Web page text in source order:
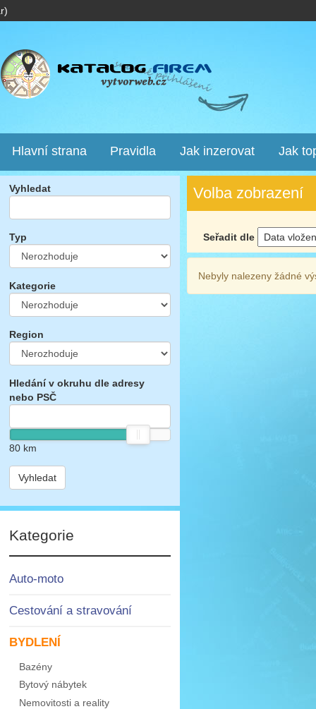
Hlavní strana Pravidla Jak inzerovat Jak
Vyhledat
Typ
Kategorie
Region
Hledání v okruhu dle adresy
nebo PSČ
80km
Vyhledat
Kategorie
Auto-moto
Cestování a stravování
BYDLENÍ
Bazény
Bytový nábytek
Nemovitosti a reality
Volba zobrazení
Seřadit dle
Nebyly nalezeny žádné